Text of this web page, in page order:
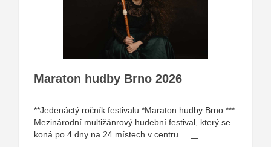
Maraton hudby Brno 2026
**Jedenáctý ročník festivalu *Maraton hudby Brno.***
Mezinárodní multižánrový hudební festival, který se
koná po 4 dny na 24 místech v centru ...